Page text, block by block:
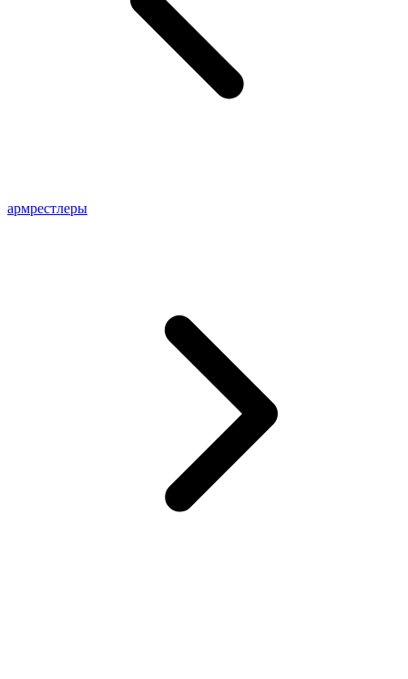
армрестлеры